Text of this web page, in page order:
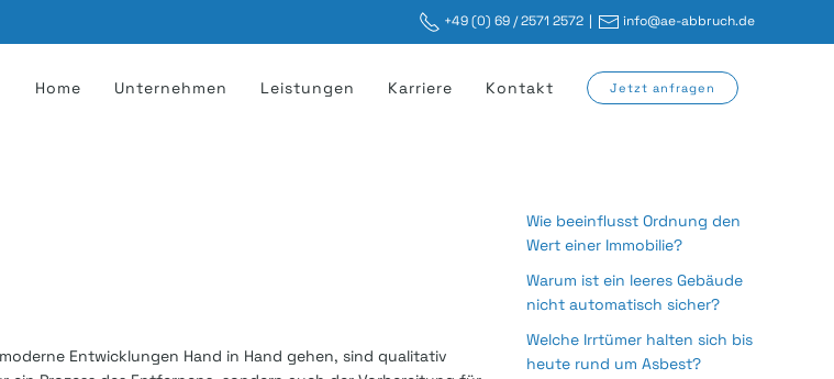
+49 (0) 69 / 2571 2572 | info@ae-abbruch.de
Home Unternehmen Leistungen Karriere Kontakt Jetzt anfragen
Entwicklungen Hand in Hand gehen, sind qualitativ
Wie beeinflusst Ordnung den
Wert einer Immobilie?
Warum ist ein leeres Gebäude
nicht automatisch sicher?
Welche Irrtümer halten sich bis
heute rund um Asbest?